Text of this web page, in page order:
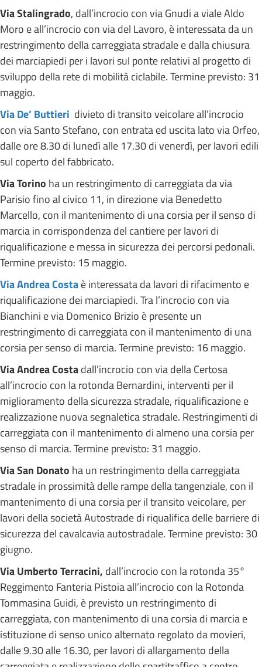
Via Stalingrado, dall’incrocio con via Gnudi a viale Aldo
Moro e all’incrocio con via del Lavoro, è interessata da un
restringimento della carreggiata stradale e dalla chiusura
dei marciapiedi per i lavori sul ponte relativi al progetto di
sviluppo della rete di mobilità ciclabile. Termine previsto: 31
maggio.
Via De’ Buttieri divieto di transito veicolare all’incrocio
con via Santo Stefano, con entrata ed uscita lato via Orfeo,
dalle ore 8.30 di lunedì alle 17.30 di venerdì, per lavori edili
sul coperto del fabbricato.
Via Torino ha un restringimento di carreggiata da via
Parisio fino al civico 11, in direzione via Benedetto
Marcello, con il mantenimento di una corsia per il senso di
marcia in corrispondenza del cantiere per lavori di
riqualificazione e messa in sicurezza dei percorsi pedonali.
Termine previsto: 15 maggio.
Via Andrea Costaè interessata da lavori di rifacimento e
riqualificazione dei marciapiedi. Tra l’incrocio con via
Bianchini e via Domenico Brizio è presente un
restringimento di carreggiata con il mantenimento di una
corsia per senso di marcia. Termine previsto: 16 maggio.
Via Andrea Costadall’incrocio con via della Certosa
all’incrocio con la rotonda Bernardini, interventi per il
miglioramento della sicurezza stradale, riqualificazione e
realizzazione nuova segnaletica stradale. Restringimenti di
carreggiata con il mantenimento di almeno una corsia per
senso di marcia. Termine previsto: 31 maggio.
Via San Donato ha un restringimento della carreggiata
stradale in prossimità delle rampe della tangenziale, con il
mantenimento di una corsia per il transito veicolare, per
lavori della società Autostrade di riqualifica delle barriere di
sicurezza del cavalcavia autostradale. Termine previsto: 30
giugno.
Via Umberto Terracini, dall’incrocio con la rotonda 35°
Reggimento Fanteria Pistoia all’incrocio con la Rotonda
Tommasina Guidi, è previsto un restringimento di
carreggiata, con mantenimento di una corsia di marcia e
istituzione di senso unico alternato regolato da movieri,
dalle 9.30 alle 16.30, per lavori di allargamento della